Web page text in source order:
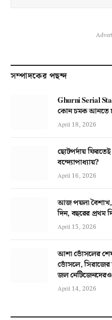
সম্পাদকের পছন্দ
Ghurni Serial
কোন চমক আনতে
April 18, 2026
ছোটপর্দায়
বন্দ্যোপাধ্যায়?
April 16, 2026
আজ পয়লা বৈশাখ,
দিন, বছরের প্রথম
April 15, 2026
আশা ভোঁসলের
ভোঁসলে, সিরাজের
জল নেটিজেনদেরও
April 14, 2026